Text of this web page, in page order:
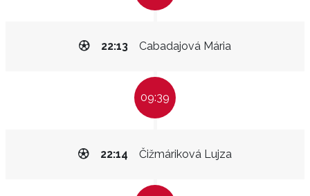
Cabadajová Mária
22:13
09:39
Čižmáriková Lujza
22:14